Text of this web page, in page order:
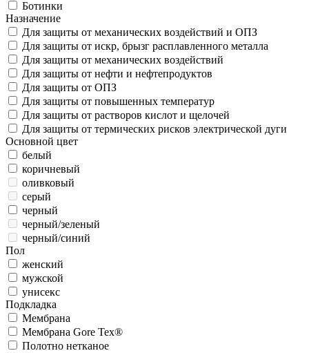
Ботинки
Назначение
Для защиты от механических воздействий и ОПЗ
Для защиты от искр, брызг расплавленного металла
Для защиты от механических воздействий
Для защиты от нефти и нефтепродуктов
Для защиты от ОПЗ
Для защиты от повышенных температур
Для защиты от растворов кислот и щелочей
Для защиты от термических рисков электрической дуги
Основной цвет
белый
коричневый
оливковый
серый
черный
черный/зеленый
черный/синий
Пол
женский
мужской
унисекс
Подкладка
Мембрана
Мембрана Gore Tex®
Полотно нетканое